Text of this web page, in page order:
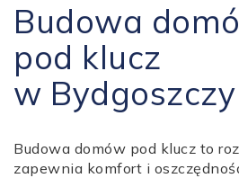
Budowa
pod klucz
w Bydgoszczy
Budowa domów pod klucz to
zapewnia komfort i